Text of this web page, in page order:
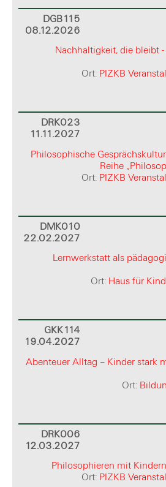
DGB115
08.12.2026
Nachhaltigkeit, die bleibt
Ort: PIZKB
DRK023
11.11.2027
Philosophische
Reihe
Ort: PIZKB
DMK010
22.02.2027
Lernwerkstatt als
Ort: Haus für
GKK114
19.04.2027
Abenteuer Alltag – Kinder stark
Ort:
DRK006
12.03.2027
Philosophieren mit
Ort: PIZKB